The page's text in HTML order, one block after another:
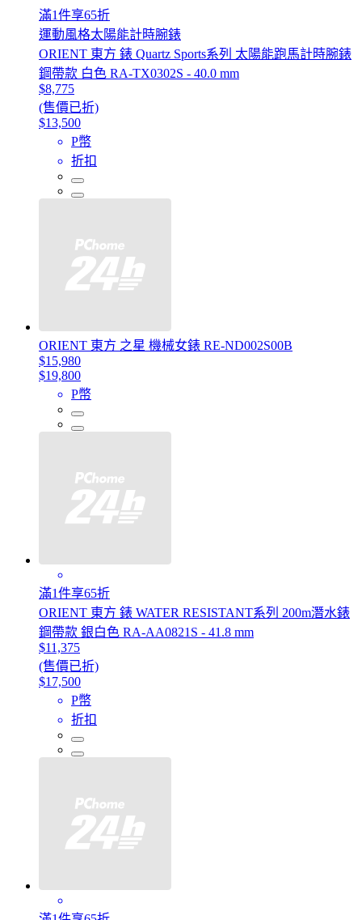
滿1件享65折
運動風格太陽能計時腕錶
ORIENT 東方 錶 Quartz Sports系列 太陽能跑馬計時腕錶
鋼帶款 白色 RA-TX0302S - 40.0 mm
$8,775
(售價已折)
$13,500
P幣
折扣
ORIENT 東方 之星 機械女錶 RE-ND002S00B
$15,980
$19,800
P幣
滿1件享65折
ORIENT 東方 錶 WATER RESISTANT系列 200m潛水錶
鋼帶款 銀白色 RA-AA0821S - 41.8 mm
$11,375
(售價已折)
$17,500
P幣
折扣